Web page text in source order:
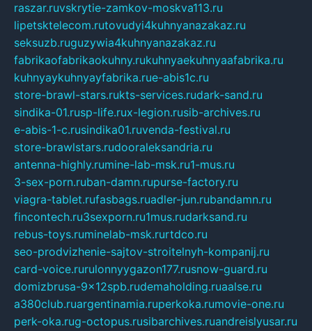
raszar.ruvskrytie-zamkov-moskva113.ru
lipetsktelecom.rutovudyi4kuhnyanazakaz.ru
seksuzb.ruguzywia4kuhnyanazakaz.ru
fabrikaofabrikaokuhny.rukuhnyaekuhnyaafabrika.ru
kuhnyaykuhnyayfabrika.rue-abis1c.ru
store-brawl-stars.rukts-services.rudark-sand.ru
sindika-01.rusp-life.rux-legion.rusib-archives.ru
e-abis-1-c.rusindika01.ruvenda-festival.ru
store-brawlstars.rudooraleksandria.ru
antenna-highly.rumine-lab-msk.ru1-mus.ru
3-sex-porn.ruban-damn.rupurse-factory.ru
viagra-tablet.rufasbags.ruadler-jun.rubandamn.ru
fincontech.ru3sexporn.ru1mus.rudarksand.ru
rebus-toys.ruminelab-msk.rurtdco.ru
seo-prodvizhenie-sajtov-stroitelnyh-kompanij.ru
card-voice.rurulonnyygazon177.rusnow-guard.ru
domizbrusa-9x12spb.rudemaholding.ruaalse.ru
a380club.ruargentinamia.ruperkoka.rumovie-one.ru
perk-oka.rug-octopus.rusibarchives.ruandreislyusar.ru